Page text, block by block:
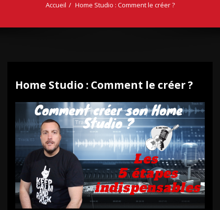
Accueil Home Studio : Comment le créer ?
Home Studio : Comment le créer ?